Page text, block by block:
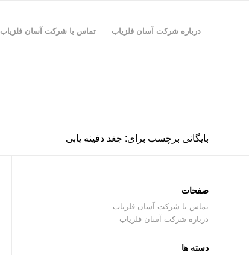
درباره شرکت آسان فلزیاب تماس با شرکت آسان فلزیاب
بایگانی برچسب برای: جغد دفینه یابی
صفحات
تماس با شرکت آسان فلزیاب
درباره شرکت آسان فلزیاب
دسته ها